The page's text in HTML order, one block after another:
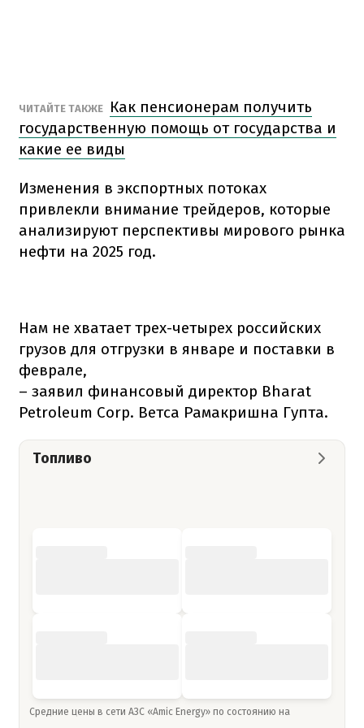
ЧИТАЙТЕ ТАКЖЕ
Как пенсионерам получить
государственную помощь от государства и
какие ее виды
Изменения в экспортных потоках
привлекли внимание трейдеров, которые
анализируют перспективы мирового рынка
нефти на 2025 год.
Нам не хватает трех-четырех российских
грузов для отгрузки в январе и поставки в
феврале,
– заявил финансовый директор Bharat
Petroleum Corp. Ветса Рамакришна Гупта.
Топливо
Средние цены в сети АЗС «Amic Energy» по состоянию на